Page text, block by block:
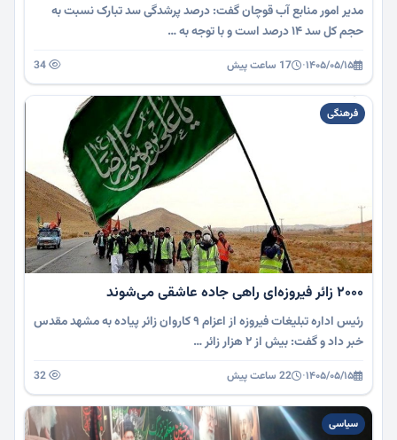
مدیر امور منابع آب قوچان گفت: درصد پرشدگی سد تبارک نسبت به
حجم کل سد ۱۴ درصد است و با توجه به …
۱۴۰۵/۰۵/۱۵· 17 ساعت پیش
فرهنگی
۲۰۰۰ زائر فیروزه‌ای راهی جاده عاشقی می‌شوند
رئیس اداره تبلیغات فیروزه از اعزام ۹ کاروان زائر پیاده به مشهد مقدس
خبر داد و گفت: بیش از ۲ هزار زائر …
۱۴۰۵/۰۵/۱۵· 22 ساعت پیش
سیاسی